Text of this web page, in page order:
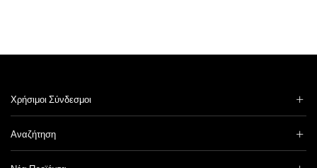
Χρήσιμοι Σύνδεσμοι
Αναζήτηση